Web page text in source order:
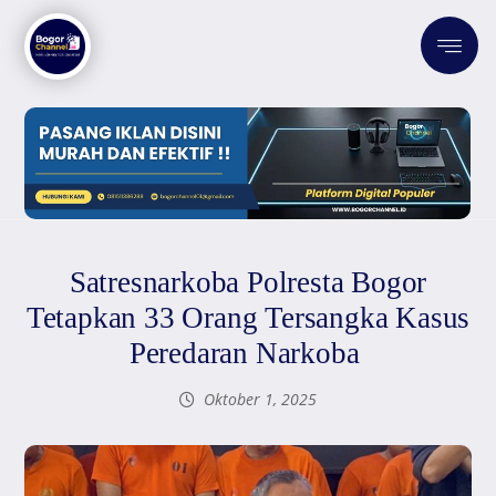
Satresnarkoba Polresta Bogor
Tetapkan 33 Orang Tersangka Kasus
Peredaran Narkoba
Oktober 1, 2025